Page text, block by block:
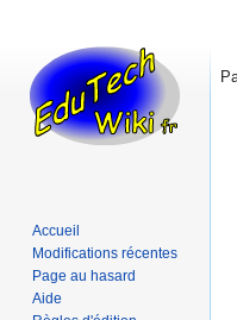
Accueil
Modifications récentes
Page au hasard
Aide